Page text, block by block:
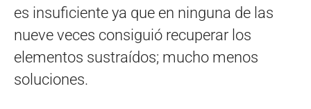
es insuficiente ya que en ninguna de las
nueve veces consiguió recuperar los
elementos sustraídos; mucho menos
soluciones.